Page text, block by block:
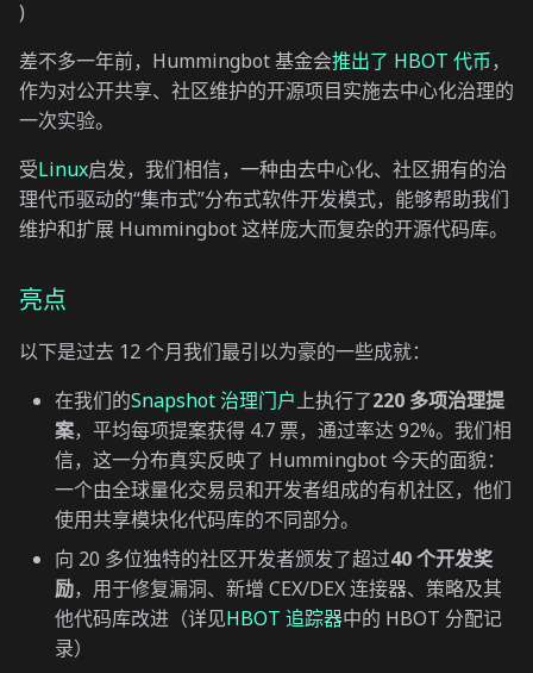
)
差不多一年前，Hummingbot 基金会推出了 HBOT 代币，
作为对公开共享、社区维护的开源项目实施去中心化治理的
一次实验。
受Linux启发，我们相信，一种由去中心化、社区拥有的治
理代币驱动的“集市式”分布式软件开发模式，能够帮助我们
维护和扩展 Hummingbot 这样庞大而复杂的开源代码库。
亮点
以下是过去 12 个月我们最引以为豪的一些成就：
在我们的Snapshot 治理门户上执行了220 多项治理提
案，平均每项提案获得 4.7 票，通过率达 92%。我们相
信，这一分布真实反映了 Hummingbot 今天的面貌：
一个由全球量化交易员和开发者组成的有机社区，他们
使用共享模块化代码库的不同部分。
向 20 多位独特的社区开发者颁发了超过40 个开发奖
励，用于修复漏洞、新增 CEX/DEX 连接器、策略及其
他代码库改进（详见HBOT 追踪器中的 HBOT 分配记
录）